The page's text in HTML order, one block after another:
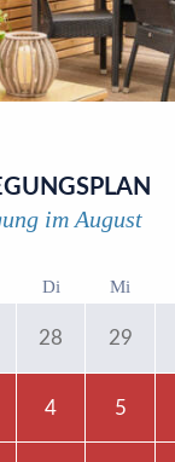
im August
Di Mi
28 29
4 5